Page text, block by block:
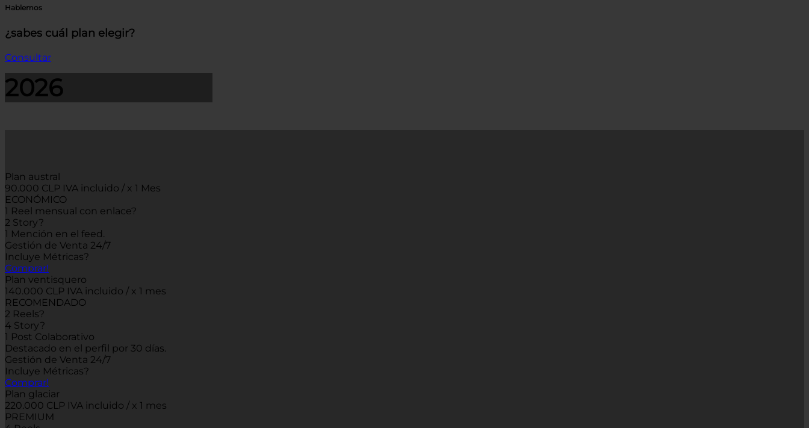
Hablemos
¿sabes cuál plan elegir?
Consultar
2026
Plan austral
90.000 CLP IVA incluido / x 1 Mes
ECONÓMICO
1 Reel mensual con enlace?
2 Story?
1 Mención en el feed.
Gestión de Venta 24/7
Incluye Métricas?
Comprar!
Plan ventisquero
140.000 CLP IVA incluido / x 1 mes
RECOMENDADO
2 Reels?
4 Story?
1 Post Colaborativo
Destacado en el perfil por 30 días.
Gestión de Venta 24/7
Incluye Métricas?
Comprar!
Plan glaciar
220.000 CLP IVA incluido / x 1 mes
PREMIUM